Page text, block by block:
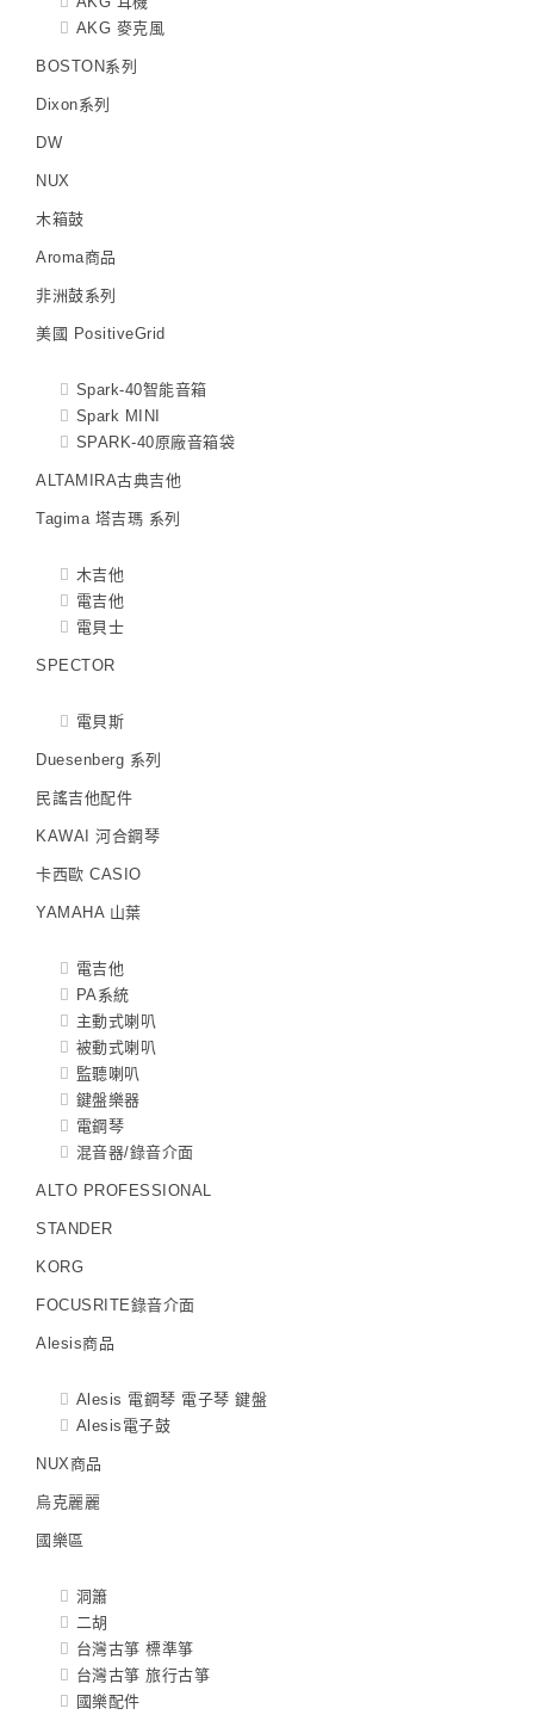
AKG 麥克風
BOSTON系列
Dixon系列
DW
NUX
木箱鼓
Aroma商品
非洲鼓系列
美國 PositiveGrid
Spark-40智能音箱
Spark MINI
SPARK-40原廠音箱袋
ALTAMIRA古典吉他
Tagima 塔吉瑪 系列
木吉他
電吉他
電貝士
SPECTOR
電貝斯
Duesenberg 系列
民謠吉他配件
KAWAI 河合鋼琴
卡西歐 CASIO
YAMAHA 山葉
電吉他
PA系統
主動式喇叭
被動式喇叭
監聽喇叭
鍵盤樂器
電鋼琴
混音器/錄音介面
ALTO PROFESSIONAL
STANDER
KORG
FOCUSRITE錄音介面
Alesis商品
Alesis 電鋼琴 電子琴 鍵盤
Alesis電子鼓
NUX商品
烏克麗麗
國樂區
洞簫
二胡
台灣古箏 標準箏
台灣古箏 旅行古箏
國樂配件